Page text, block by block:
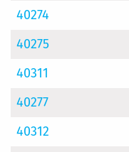
40274
40275
40311
40277
40312